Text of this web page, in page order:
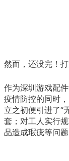
然而，还没完！
作为深圳游戏配
疫情防控的同时
立之初便引进了“
套；对工人实行
品造成瑕疵等问题